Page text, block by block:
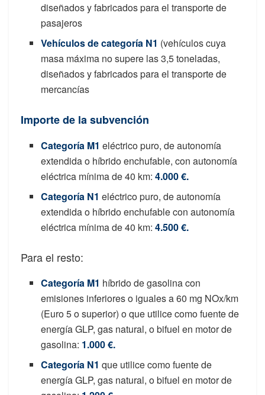
diseñados y fabricados para el transporte de
pasajeros
Vehículos de categoría N1 (vehículos cuya
masa máxima no supere las 3,5 toneladas,
diseñados y fabricados para el transporte de
mercancías
Importe de la subvención
Categoría M1 eléctrico puro, de autonomía
extendida o híbrido enchufable, con autonomía
eléctrica mínima de 40 km: 4.000 €.
Categoría N1 eléctrico puro, de autonomía
extendida o híbrido enchufable con autonomía
eléctrica mínima de 40 km:4.500 €.
Para el resto:
Categoría M1 híbrido de gasolina con
emisiones inferiores o iguales a 60 mg NOx/km
(Euro 5 o superior) o que utilice como fuente de
energía GLP, gas natural, o bifuel en motor de
gasolina: 1.000 €.
Categoría N1 que utilice como fuente de
energía GLP, gas natural, o bifuel en motor de